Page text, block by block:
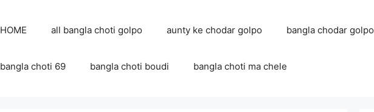
HOME all bangla choti golpo aunty ke chodar golpo bangla chodar golpo
bangla choti 69 bangla choti boudi bangla choti ma chele